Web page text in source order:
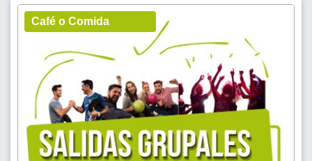
Café o Comida